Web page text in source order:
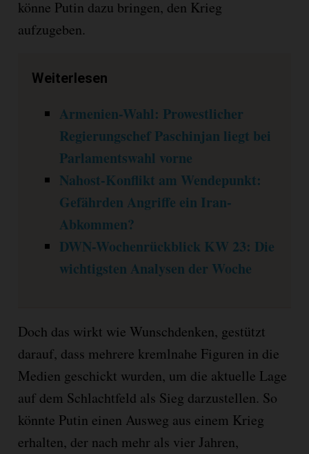
könne Putin dazu bringen, den Krieg
aufzugeben.
Weiterlesen
Armenien-Wahl: Prowestlicher
Regierungschef Paschinjan liegt bei
Parlamentswahl vorne
Nahost-Konflikt am Wendepunkt:
Gefährden Angriffe ein Iran-
Abkommen?
DWN-Wochenrückblick KW 23: Die
wichtigsten Analysen der Woche
Doch das wirkt wie Wunschdenken, gestützt
darauf, dass mehrere kremlnahe Figuren in die
Medien geschickt wurden, um die aktuelle Lage
auf dem Schlachtfeld als Sieg darzustellen. So
könnte Putin einen Ausweg aus einem Krieg
erhalten, der nach mehr als vier Jahren,